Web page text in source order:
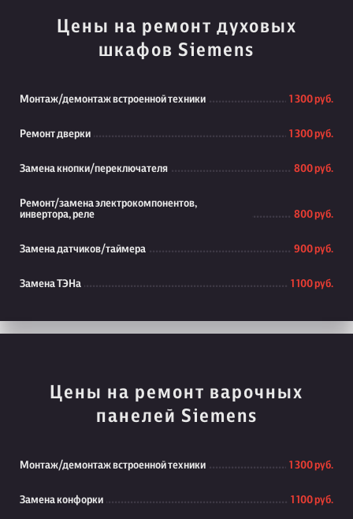
Цены на ремонт духовых
шкафов Siemens
Монтаж/демонтаж встроенной техники 1 300 руб.
Ремонт дверки 1 300 руб.
Замена кнопки/переключателя 800 руб.
Ремонт/замена электрокомпонентов,
инвертора, реле
800 руб.
Замена датчиков/таймера 900 руб.
Замена ТЭНа 1 100 руб.
Цены на ремонт варочных
панелей Siemens
Монтаж/демонтаж встроенной техники 1 300 руб.
Замена конфорки 1 100 руб.